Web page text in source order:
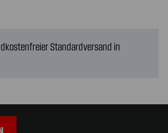
Standardversand in